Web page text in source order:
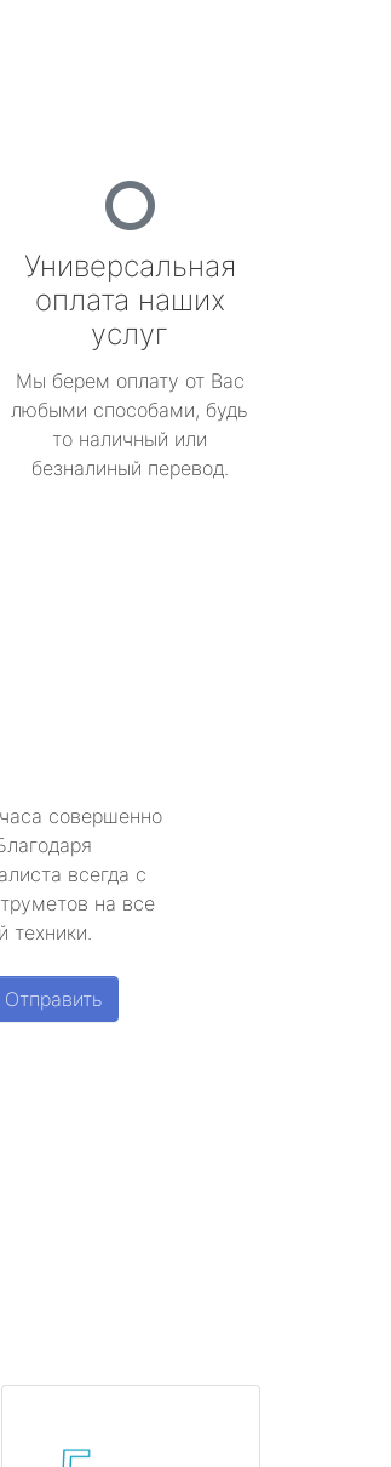
Универсальная
оплата наших
услуг
Мы берем оплату от Вас
любыми способами, будь
то наличный или
безналиный перевод.
совершенно
всегда с
на все
техники.
Отправить